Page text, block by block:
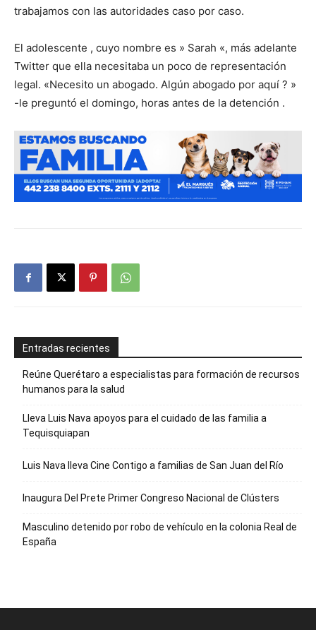
trabajamos con las autoridades caso por caso.
El adolescente , cuyo nombre es » Sarah «, más adelante
Twitter que ella necesitaba un poco de representación
legal. «Necesito un abogado. Algún abogado por aquí ? »
-le preguntó el domingo, horas antes de la detención .
Entradas recientes
Reúne Querétaro a especialistas para formación de recursos
humanos para la salud
Lleva Luis Nava apoyos para el cuidado de las familia a
Tequisquiapan
Luis Nava lleva Cine Contigo a familias de San Juan del Río
Inaugura Del Prete Primer Congreso Nacional de Clústers
Masculino detenido por robo de vehículo en la colonia Real de
España